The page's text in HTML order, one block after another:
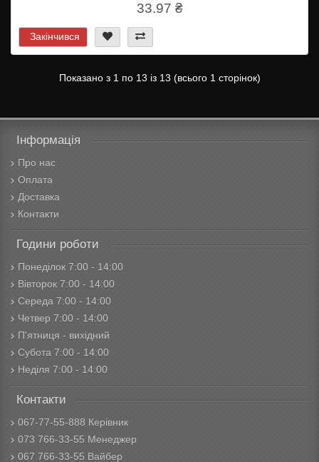
33.97 ₴
Закінчився
Показано з 1 по 13 із 13 (всього 1 сторінок)
Інформація
Про нас
Оплата
Доставка
Контакти
Години роботи
Понеділок 7:00 - 14:00
Вівторок 7:00 - 14:00
Середа 7:00 - 14:00
Четвер 7:00 - 14:00
П'ятниця - вихідний
Субота 7:00 - 14:00
Неділя 7:00 - 14:00
Контакти
067-77-55-888 Керівник
073 766-33-55 Менеджер
067 766-33-55 Вайбер